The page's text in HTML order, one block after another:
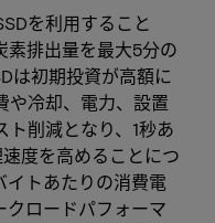
を利用すること
素排出量を最大5分の
は初期投資が高額に
や冷却、電力、設置
削減となり、1秒あ
度を高めることにつ
イトあたりの消費電
クロードパフォーマ